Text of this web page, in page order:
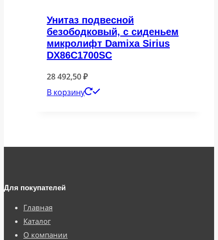
Унитаз подвесной
безободковый, с сиденьем
микролифт Damixa Sirius
DX86C1700SC
28 492,50₽
В корзину
Для покупателей
Главная
Каталог
О компании